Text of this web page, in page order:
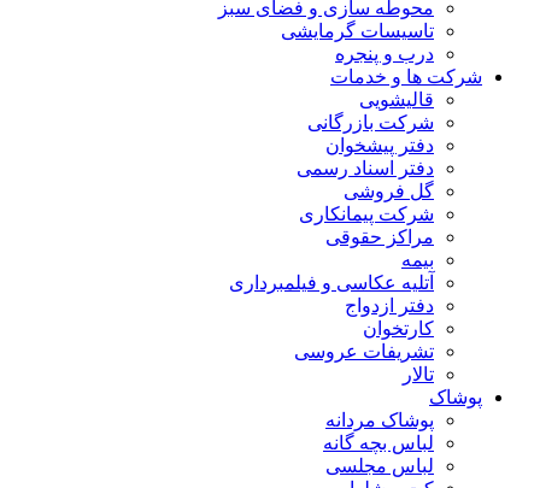
محوطه سازی و فضای سبز
تاسیسات گرمایشی
درب و پنجره
شرکت ها و خدمات
قالیشویی
شرکت بازرگانی
دفتر پیشخوان
دفتر اسناد رسمی
گل فروشی
شرکت پیمانکاری
مراکز حقوقی
بیمه
آتلیه عکاسی و فیلمبرداری
دفتر ازدواج
کارتخوان
تشریفات عروسی
تالار
پوشاک
پوشاک مردانه
لباس بچه گانه
لباس مجلسی